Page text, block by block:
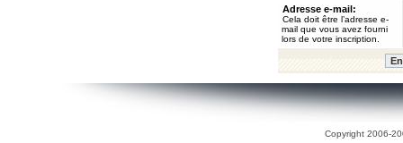
Adresse e-mail:
Cela doit être l’adresse e-
mail que vous avez fourni
lors de votre inscription.
Copyright 2006-